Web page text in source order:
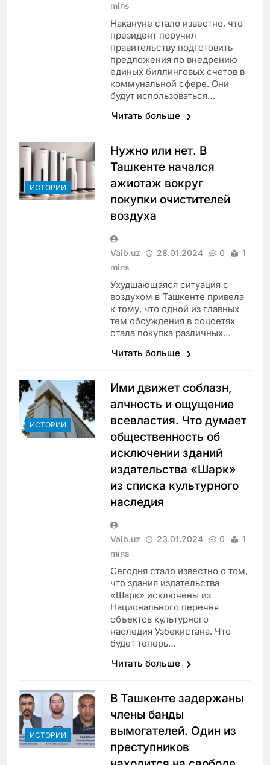
mins
Накануне стало известно, что
президент поручил
правительству подготовить
предложения по внедрению
единых биллинговых счетов в
коммунальной сфере. Они
будут использоваться…
Читать больше
ИСТОРИИ
Нужно или нет. В
Ташкенте начался
ажиотаж вокруг
покупки очистителей
воздуха
Vaib.uz 28.01.2024 0
1
mins
Ухудшающаяся ситуация с
воздухом в Ташкенте привела
к тому, что одной из главных
тем обсуждения в соцсетях
стала покупка различных…
Читать больше
ИСТОРИИ
Ими движет соблазн,
алчность и ощущение
всевластия. Что думает
общественность об
исключении зданий
издательства «Шарк»
из списка культурного
наследия
Vaib.uz 23.01.2024 0
1
mins
Сегодня стало известно о том,
что здания издательства
«Шарк» исключены из
Национального перечня
объектов культурного
наследия Узбекистана. Что
будет теперь…
Читать больше
ИСТОРИИ
В Ташкенте задержаны
члены банды
вымогателей. Один из
преступников